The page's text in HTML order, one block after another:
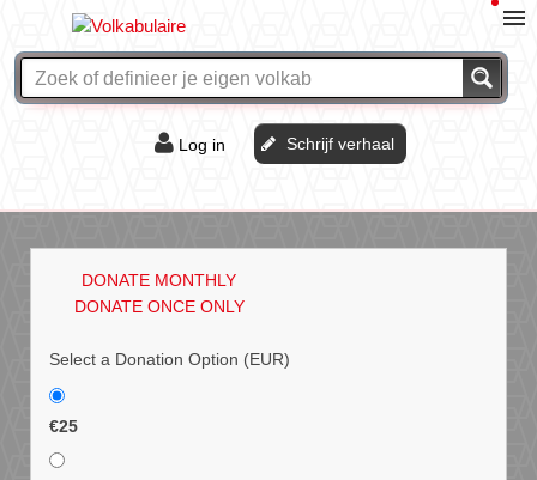
Log in Schrijf verhaal
DONATE MONTHLY
DONATE ONCE ONLY
Select a Donation Option (EUR)
€25